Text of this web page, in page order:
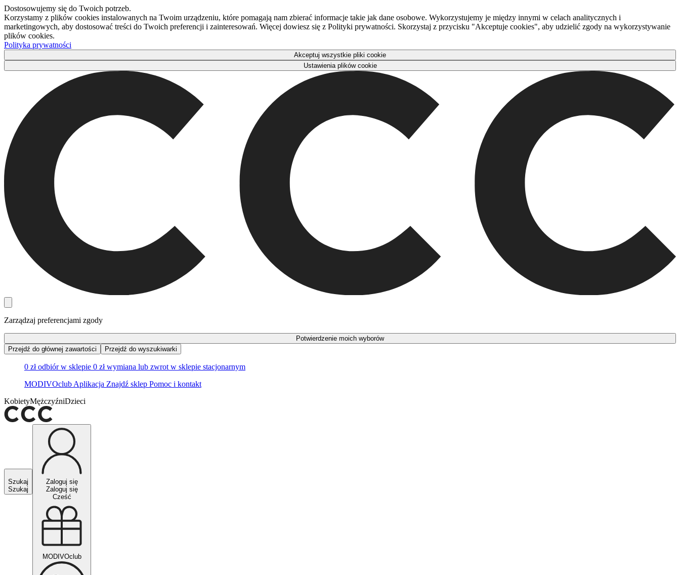
Dostosowujemy się do Twoich potrzeb.
Korzystamy z plików cookies instalowanych na Twoim urządzeniu, które pomagają nam zbierać informacje takie jak dane osobowe. Wykorzystujemy je między innymi w celach analitycznych i
marketingowych, aby dostosować treści do Twoich preferencji i zainteresowań. Więcej dowiesz się z Polityki prywatności. Skorzystaj z przycisku "Akceptuje cookies", aby udzielić zgody na wykorzystywanie
plików cookies.
Polityka prywatności
Akceptuj wszystkie pliki cookie
Ustawienia plików cookie
Zarządzaj preferencjami zgody
Potwierdzenie moich wyborów
Przejdź do głównej zawartości
Przejdź do wyszukiwarki
0 zł odbiór w sklepie 0 zł wymiana lub zwrot w sklepie stacjonarnym
MODIVOclub Aplikacja Znajdź sklep Pomoc i kontakt
KobietyMężczyźniDzieci
Szukaj
Szukaj
Zaloguj się
Zaloguj się
Cześć
MODIVOclub